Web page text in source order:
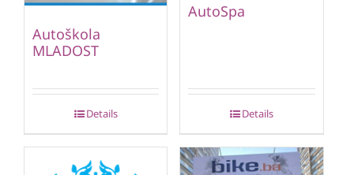
Autoškola
MLADOST
Details
AutoSpa
Details